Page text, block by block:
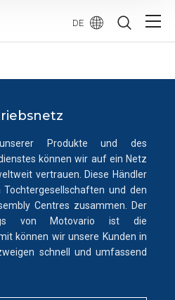
DE
Produkte und des
können wir auf ein Netz
vertrauen. Diese Händler
und den
Centres zusammen. Der
von Motovario ist die
können wir unsere Kunden in
schnell und umfassend